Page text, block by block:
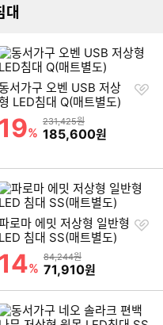
대
서가구 오벤 USB 저상
LED침대 Q(매트별도)
할인률
19%
상품금액
231,425원
할인금액
185,600원
찜
로마 에밋 저상형 일반형
LED 침대 SS(매트별도)
할인률
14%
상품금액
84,244원
할인금액
71,910원
찜